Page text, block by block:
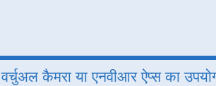
वर्चुअल कैमरा या एनवीआर ऐप्स का